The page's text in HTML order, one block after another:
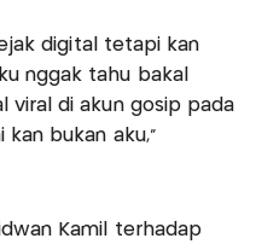
digital tetapi kan
nggak tahu bakal
viral di akun gosip pada
kan bukan aku,"
Kamil terhadap